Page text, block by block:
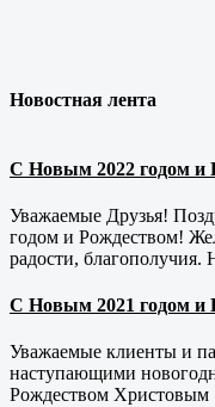
Новостная лента
С Новым 2022 годом и
Уважаемые Друзья!
годом и Рождеством!
радости, благополучия.
С Новым 2021 годом и
Уважаемые клиенты и
наступающими
Рождеством Христовым